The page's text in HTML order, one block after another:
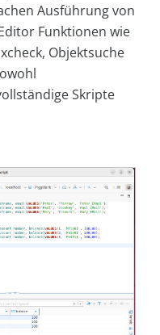
Ausführung von
Funktionen wie
Objektsuche
Skripte